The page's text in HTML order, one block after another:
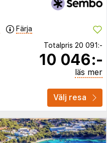
Färja
Totalpris 20 091:-
10 046:-
läs mer
Välj resa